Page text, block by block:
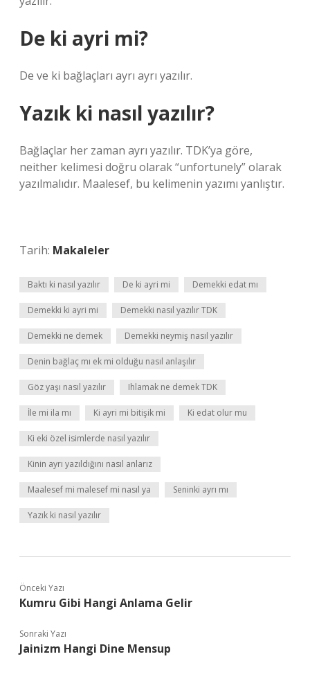
De ki ayri mi?
De ve ki bağlaçları ayrı ayrı yazılır.
Yazık ki nasıl yazılır?
Bağlaçlar her zaman ayrı yazılır. TDK’ya göre,
neither kelimesi doğru olarak “unfortunely” olarak
yazılmalıdır. Maalesef, bu kelimenin yazımı yanlıştır.
Tarih: Makaleler
Baktı ki nasıl yazılır De ki ayri mi Demekki edat mı
Demekki ki ayri mi Demekki nasıl yazılır TDK
Demekki ne demek Demekki neymiş nasıl yazılır
Denin bağlaç mı ek mi olduğu nasıl anlaşılır
Göz yaşı nasıl yazılır Ihlamak ne demek TDK
İle mi ila mı Ki ayri mi bitişik mi Ki edat olur mu
Ki eki özel isimlerde nasıl yazılır
Kinin ayrı yazıldığını nasıl anlarız
Maalesef mi malesef mi nasıl ya Seninki ayrı mı
Yazık ki nasıl yazılır
Önceki Yazı
Kumru Gibi Hangi Anlama Gelir
Sonraki Yazı
Jainizm Hangi Dine Mensup